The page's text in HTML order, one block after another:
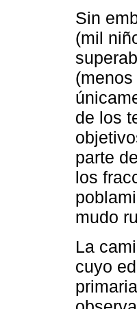
Sin
(mil
de los
parte
los
mudo
La
cuyo